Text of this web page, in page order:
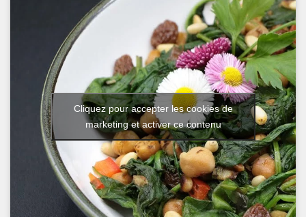
Cliquez pour accepter les cookies de
marketing et activer ce contenu